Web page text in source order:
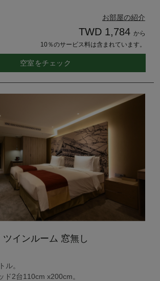
お部屋の紹介
TWD 1,784 から
10％のサービス料は含まれています。
空室をチェック
ツインルーム 窓無し
ル。
ド2台110cm x200cm。